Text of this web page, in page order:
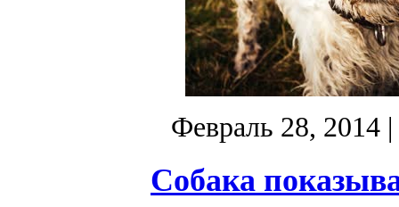
Февраль 28, 2014
Собака